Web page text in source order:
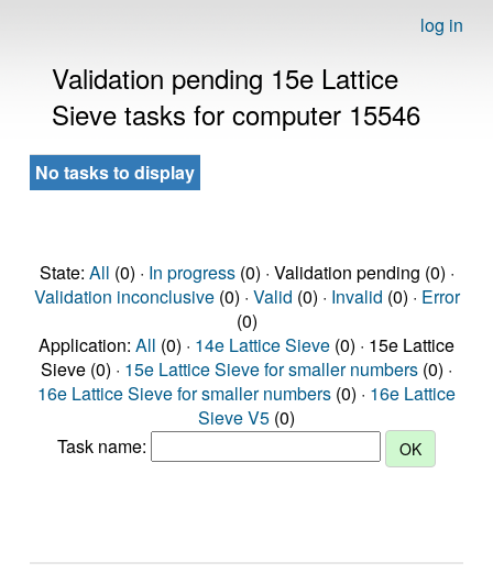
log in
Validation pending 15e Lattice
Sieve tasks for computer 15546
No tasks to display
State: All (0) · In progress(0) · Validation pending (0) ·
Validation inconclusive(0) · Valid (0) · Invalid (0) · Error
(0)
Application: All (0) · 14e Lattice Sieve (0) · 15e Lattice
Sieve (0) · 15e Lattice Sieve for smaller numbers (0) ·
16e Lattice Sieve for smaller numbers (0) · 16e Lattice
Sieve V5 (0)
Task name: